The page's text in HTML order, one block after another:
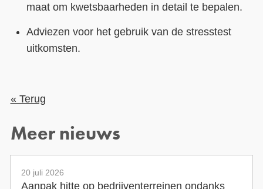
maat om kwetsbaarheden in detail te bepalen.
Adviezen voor het gebruik van de stresstest
uitkomsten.
« Terug
Meer nieuws
20 juli 2026
Aanpak hitte op bedrijventerreinen ondanks